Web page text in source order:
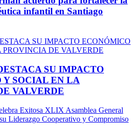
infantil en Santiago
SU IMPACTO
Y SOCIAL EN LA
VALVERDE